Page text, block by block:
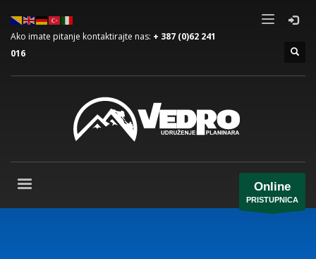
Ako imate pitanje kontaktirajte nas: + 387 (0)62 241
016
Online
PRISTUPNICA